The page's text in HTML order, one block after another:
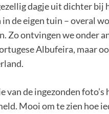
dagje uit dichter bij
de eigen tuin – overal
Zo ontvingen we onder
Albufeira, maar
van de ingezonden foto’s
Mooi om te zien hoe